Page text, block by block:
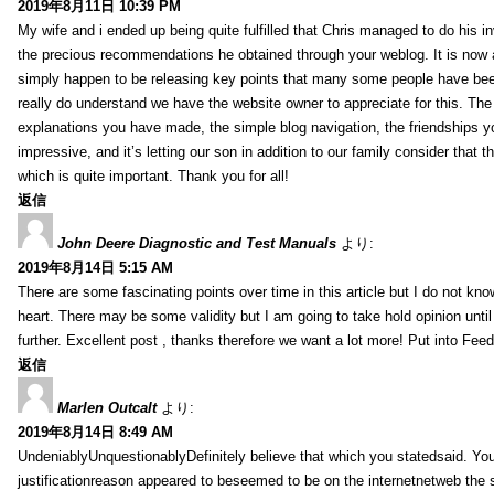
2019年8月11日 10:39 PM
My wife and i ended up being quite fulfilled that Chris managed to do his
the precious recommendations he obtained through your weblog. It is now
simply happen to be releasing key points that many some people have
really do understand we have the website owner to appreciate for this.
explanations you have made, the simple blog navigation, the friendships
impressive, and it’s letting our son in addition to our family consider that
which is quite important. Thank you for all!
返信
John Deere Diagnostic and Test Manuals より:
2019年8月14日 5:15 AM
There are some fascinating points over time in this article but I do not
heart. There may be some validity but I am going to take hold opinion
further. Excellent post , thanks therefore we want a lot more! Put into
返信
Marlen Outcalt より:
2019年8月14日 8:49 AM
UndeniablyUnquestionablyDefinitely believe that which you statedsaid.
justificationreason appeared to beseemed to be on the internetnetweb